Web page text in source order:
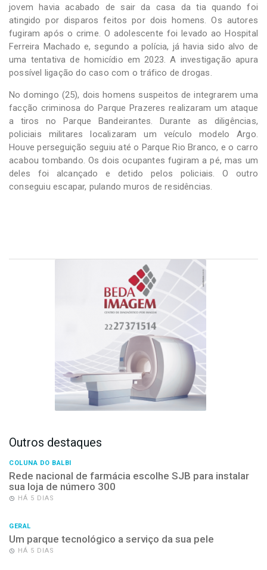
jovem havia acabado de sair da casa da tia quando foi
atingido por disparos feitos por dois homens. Os autores
fugiram após o crime. O adolescente foi levado ao Hospital
Ferreira Machado e, segundo a polícia, já havia sido alvo de
uma tentativa de homicídio em 2023. A investigação apura
possível ligação do caso com o tráfico de drogas.
No domingo (25), dois homens suspeitos de integrarem uma
facção criminosa do Parque Prazeres realizaram um ataque
a tiros no Parque Bandeirantes. Durante as diligências,
policiais militares localizaram um veículo modelo Argo.
Houve perseguição seguiu até o Parque Rio Branco, e o carro
acabou tombando. Os dois ocupantes fugiram a pé, mas um
deles foi alcançado e detido pelos policiais. O outro
conseguiu escapar, pulando muros de residências.
Outros destaques
COLUNA DO BALBI
Rede nacional de farmácia escolhe SJB para instalar
sua loja de número 300
HÁ 5 DIAS
GERAL
Um parque tecnológico a serviço da sua pele
HÁ 5 DIAS